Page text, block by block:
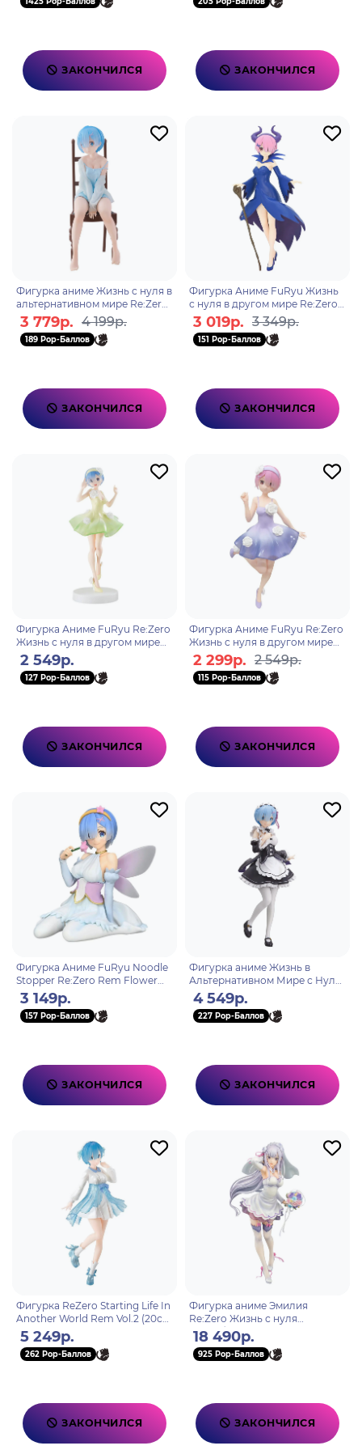
ЗАКОНЧИЛСЯ ЗАКОНЧИЛСЯ
Фигурка аниме Жизнь с нуля в
альтернативном мире Re:Zero
Starting Life In Another World
Relax Time Р
3 779р. 4 199р.
189 Pop-Баллов
ЗАКОНЧИЛСЯ
Фигурка Аниме FuRyu Жизнь
с нуля в другом мире Re:Zero
Рам Ram Sleeping Beauty 21см
4582655075566
3 019р. 3 349р.
151 Pop-Баллов
ЗАКОНЧИЛСЯ
Фигурка Аниме FuRyu Re:Zero
Жизнь с нуля в другом мире
Рэм Triotryit Rem 21см
4580736405462
2 549р.
127 Pop-Баллов
ЗАКОНЧИЛСЯ
Фигурка Аниме FuRyu Re:Zero
Жизнь с нуля в другом мире
Рам Triotryit Ram 21см
4580736405479
2 299р. 2 549р.
115 Pop-Баллов
ЗАКОНЧИЛСЯ
Фигурка Аниме FuRyu Noodle
Stopper Re:Zero Rem Flower
Fairy 20см 4582655074828
3 149р.
157 Pop-Баллов
ЗАКОНЧИЛСЯ
Фигурка аниме Жизнь в
Альтернативном Мире с Нуля
Re Zero Рэм Rem maid ver.
24см 87851
4 549р.
227 Pop-Баллов
ЗАКОНЧИЛСЯ
Фигурка ReZero Starting Life In
Another World Rem Vol.2 (20см)
(19018) 4983164190182
5 249р.
262 Pop-Баллов
ЗАКОНЧИЛСЯ
Фигурка аниме Эмилия
Re:Zero Жизнь с нуля
Свадебная Версия
Re:Zero Starting Life in Another
World Em
18 490р.
925 Pop-Баллов
ЗАКОНЧИЛСЯ